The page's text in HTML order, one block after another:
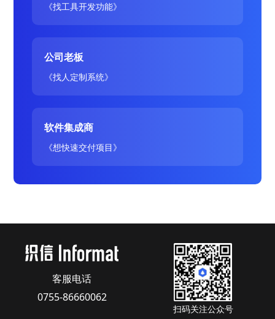
《找工具开发功能》
公司老板
《找人定制系统》
软件集成商
《想快速交付项目》
客服电话
0755-86660062
扫码关注公众号